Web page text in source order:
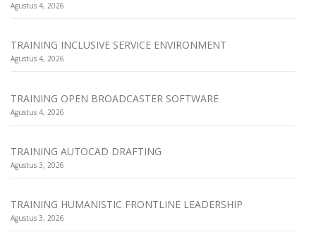
Agustus 4, 2026
TRAINING INCLUSIVE SERVICE ENVIRONMENT
Agustus 4, 2026
TRAINING OPEN BROADCASTER SOFTWARE
Agustus 4, 2026
TRAINING AUTOCAD DRAFTING
Agustus 3, 2026
TRAINING HUMANISTIC FRONTLINE LEADERSHIP
Agustus 3, 2026